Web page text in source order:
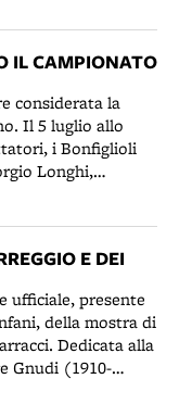
IL CAMPIONATO
considerata la
Il 5 luglio allo
i Bonfiglioli
Longhi,
nella finale
partecipano alla
E DEI
ufficiale, presente
della mostra di
Dedicata alla
Gnudi (1910-
a